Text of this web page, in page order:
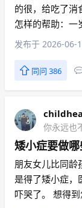
的很，给吃了消
怎样的帮助：一
发布于 2026-06-
同问 386
矮小症要做哪
朋友女儿比同龄
是得了矮小症，
吓哭了。 想得